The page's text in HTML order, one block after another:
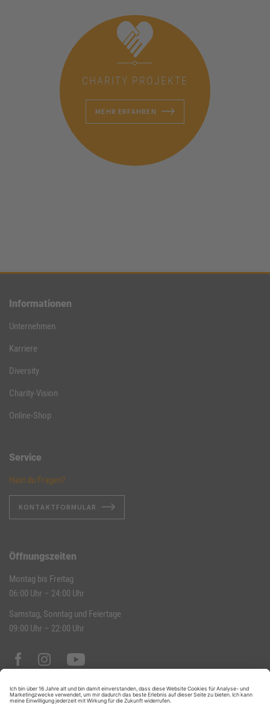
CHARITY PROJEKTE
MEHR ERFAHREN
Informationen
Unternehmen
Karriere
Diversity
Charity-Vision
Online-Shop
Service
Hast du Fragen?
KONTAKTFORMULAR
Öffnungszeiten
Montag bis Freitag
06:00 Uhr – 24:00 Uhr
Samstag, Sonntag und Feiertage
09:00 Uhr – 22:00 Uhr